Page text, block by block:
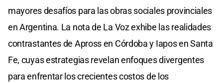
mayores desafíos para las obras sociales provinciales
en Argentina. La nota de La Voz exhibe las realidades
contrastantes de Apross en Córdoba y Iapos en Santa
Fe, cuyas estrategias revelan enfoques divergentes
para enfrentar los crecientes costos de los